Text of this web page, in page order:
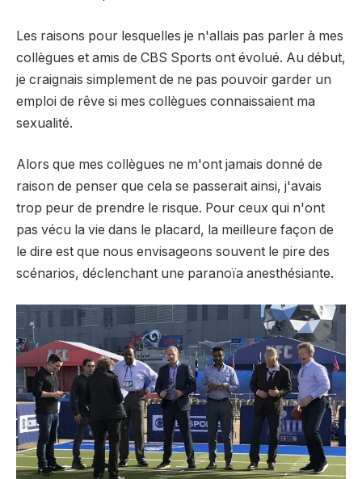
Les raisons pour lesquelles je n'allais pas parler à mes
collègues et amis de CBS Sports ont évolué. Au début,
je craignais simplement de ne pas pouvoir garder un
emploi de rêve si mes collègues connaissaient ma
sexualité.
Alors que mes collègues ne m'ont jamais donné de
raison de penser que cela se passerait ainsi, j'avais
trop peur de prendre le risque. Pour ceux qui n'ont
pas vécu la vie dans le placard, la meilleure façon de
le dire est que nous envisageons souvent le pire des
scénarios, déclenchant une paranoïa anesthésiante.